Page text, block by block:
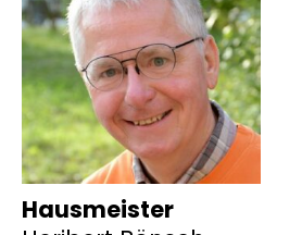
Hausmeister